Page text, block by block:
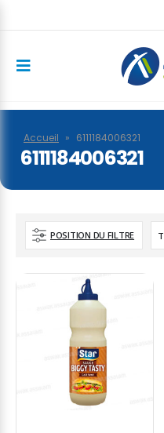
Accueil » 6111184006321
6111184006321
POSITION DU FILTRE